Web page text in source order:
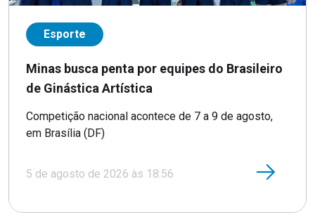
Esporte
Minas busca penta por equipes do Brasileiro
de Ginástica Artística
Competição nacional acontece de 7 a 9 de agosto,
em Brasília (DF)
5 de agosto de 2026 às 18:56